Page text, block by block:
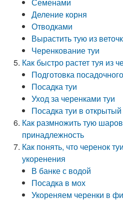
Деление корня
Отводками
Вырастить тую из
Черенкование туи
Как быстро растет туя из
Подготовка
Посадка туи
Уход за черенками туи
Посадка туи в открытый
Как размножить тую
принадлежность
Как понять, что черенок
укоренения
В банке с водой
Посадка в мох
Укореняем черенки в